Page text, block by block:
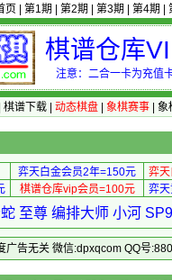
页 第1期 第2期 第3期 第4期
棋谱仓库
注意：二合一卡为充值
棋谱下载| 动态棋盘| 象棋赛事| 象
弈天白金会员2年=150元
弈
棋谱仓库vip会员=100元 弈
至尊 编排大师 小河
广告无关 微信:dpxqcom QQ号